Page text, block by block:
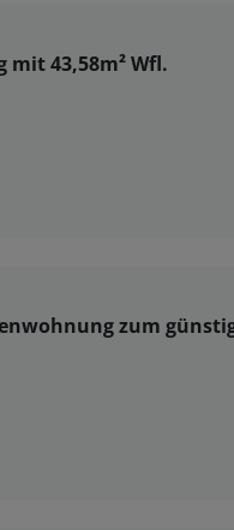
mit 43,58m² Wfl.
zum